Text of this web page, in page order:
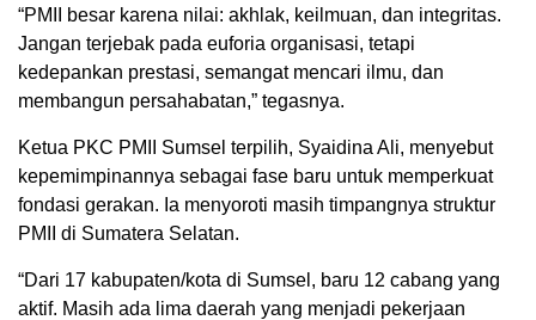
“PMII besar karena nilai: akhlak, keilmuan, dan integritas.
Jangan terjebak pada euforia organisasi, tetapi
kedepankan prestasi, semangat mencari ilmu, dan
membangun persahabatan,” tegasnya.
Ketua PKC PMII Sumsel terpilih, Syaidina Ali, menyebut
kepemimpinannya sebagai fase baru untuk memperkuat
fondasi gerakan. Ia menyoroti masih timpangnya struktur
PMII di Sumatera Selatan.
“Dari 17 kabupaten/kota di Sumsel, baru 12 cabang yang
aktif. Masih ada lima daerah yang menjadi pekerjaan